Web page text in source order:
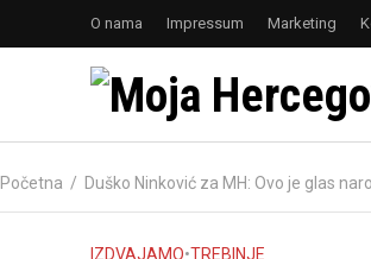
O nama Impressum Marketing
Početna / Duško Ninković za MH: Ovo je glas
IZDVAJAMO•TREBINJE